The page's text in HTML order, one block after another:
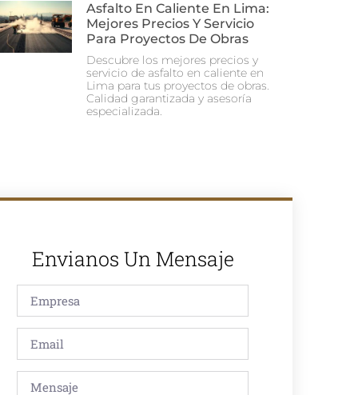
Asfalto En Caliente En Lima:
Mejores Precios Y Servicio
Para Proyectos De Obras
Descubre los mejores precios y
servicio de asfalto en caliente en
Lima para tus proyectos de obras.
Calidad garantizada y asesoría
especializada.
Envianos Un Mensaje